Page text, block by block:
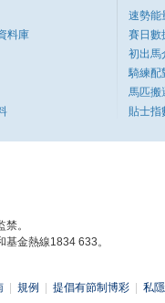
料庫
速勢能
賽日數
初出馬
騎練配
馬匹搬
貼士指
。
金熱線1834 633。
規例 提倡有節制博彩 私